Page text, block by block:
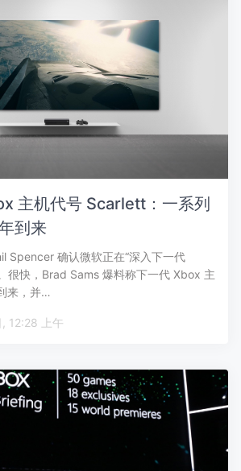
主机代号 Scarlett：一系列
到来
Spencer 确认微软正在“深入下一代
很快，Brad Sams 爆料称下一代 Xbox 主
来，并…
2018 年 6 月 13 日, 12:28 上午